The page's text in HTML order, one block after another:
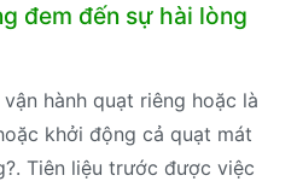
đem đến sự hài lòng
hành quạt riêng hoặc là
khởi động cả quạt mát
Tiên liệu trước được việc